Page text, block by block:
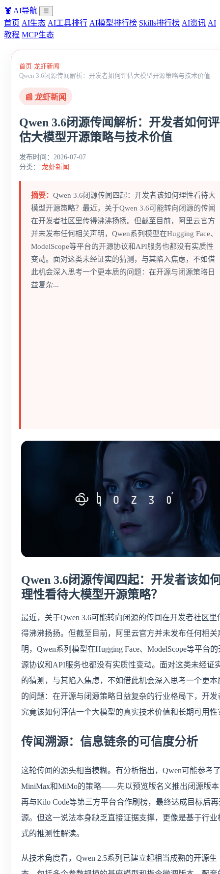
🦞 AI导航 ☰
首页 AI生态 AI工具排行 AI模型排行榜 Skills排行榜 AI资讯 AI
教程 MCP生态
首页/龙虾新闻 /
Qwen 3.6闭源传闻解析：开发者如何评估大模型开源策略与技术价值
📰 龙虾新闻
Qwen 3.6闭源传闻解析：开发者如何评
估大模型开源策略与技术价值
发布时间：2026-07-07
分类： 龙虾新闻
摘要： Qwen 3.6闭源传闻四起：开发者该如何理性看待大
模型开源策略？最近，关于Qwen 3.6可能转向闭源的传闻
在开发者社区里传得沸沸扬扬。但截至目前，阿里云官方
并未发布任何相关声明，Qwen系列模型在Hugging Face、
ModelScope等平台的开源协议和API服务也都没有实质性
变动。面对这类未经证实的猜测，与其陷入焦虑，不如借
此机会深入思考一个更本质的问题：在开源与闭源策略日
益复杂...
Qwen 3.6闭源传闻四起：开发者该如
理性看待大模型开源策略？
最近，关于Qwen 3.6可能转向闭源的传闻在开发者社区里
得沸沸扬扬。但截至目前，阿里云官方并未发布任何相关
明，Qwen系列模型在Hugging Face、ModelScope等平台的
源协议和API服务也都没有实质性变动。面对这类未经证
的猜测，与其陷入焦虑，不如借此机会深入思考一个更本
的问题：在开源与闭源策略日益复杂的行业格局下，开发
究竟该如何评估一个大模型的真实技术价值和长期可用性
传闻溯源：信息链条的可信度分析
这轮传闻的源头相当模糊。有分析指出，Qwen可能参考
MiniMax和MiMo的策略——先以预览版名义推出闭源版
再与Kilo Code等第三方平台合作刷榜，最终达成目标后再
源。但这一说法本身缺乏直接证据支撑，更像是基于行业
式的推测性解读。
从技术角度看，Qwen 2.5系列已建立起相当成熟的开源生